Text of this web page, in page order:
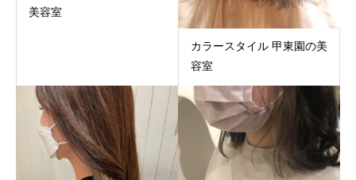
美容室
カラースタイル 甲東園の美
容室